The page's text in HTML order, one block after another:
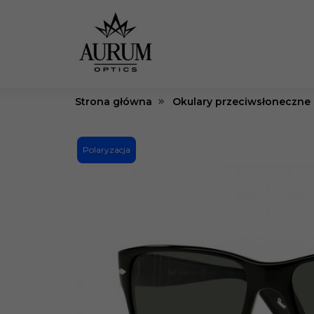
Strona główna Okulary przeciwsłoneczne
Polaryzacja